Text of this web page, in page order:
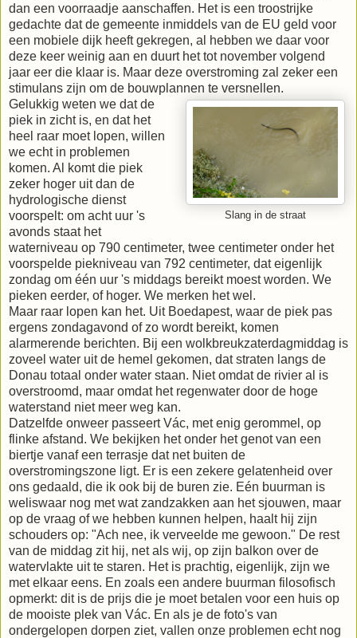
dan een voorraadje aanschaffen. Het is een troostrijke
gedachte dat de gemeente inmiddels van de EU geld voor
een mobiele dijk heeft gekregen, al hebben we daar voor
deze keer weinig aan en duurt het tot november volgend
jaar eer die klaar is. Maar deze overstroming zal zeker een
stimulans zijn om de bouwplannen te versnellen.
Slang in de straat
Gelukkig weten we dat de
piek in zicht is, en dat het
heel raar moet lopen, willen
we echt in problemen
komen. Al komt die piek
zeker hoger uit dan de
hydrologische dienst
voorspelt: om acht uur 's
avonds staat het
waterniveau op 790 centimeter, twee centimeter onder het
voorspelde piekniveau van 792 centimeter, dat eigenlijk
zondag om één uur 's middags bereikt moest worden. We
pieken eerder, of hoger. We merken het wel.
Maar raar lopen kan het. Uit Boedapest, waar de piek pas
ergens zondagavond of zo wordt bereikt, komen
alarmerende berichten. Bij een wolkbreukzaterdagmiddag is
zoveel water uit de hemel gekomen, dat straten langs de
Donau totaal onder water staan. Niet omdat de rivier al is
overstroomd, maar omdat het regenwater door de hoge
waterstand niet meer weg kan.
Datzelfde onweer passeert Vác, met enig gerommel, op
flinke afstand. We bekijken het onder het genot van een
biertje vanaf een terrasje dat net buiten de
overstromingszone ligt. Er is een zekere gelatenheid over
ons gedaald, die ik ook bij de buren zie. Eén buurman is
weliswaar nog met wat zandzakken aan het sjouwen, maar
op de vraag of we hebben kunnen helpen, haalt hij zijn
schouders op: "Ach nee, ik verveelde me gewoon." De rest
van de middag zit hij, net als wij, op zijn balkon over de
watervlakte uit te staren. Het is prachtig, eigenlijk, zijn we
met elkaar eens. En zoals een andere buurman filosofisch
opmerkt: dit is de prijs die je moet betalen voor een huis op
de mooiste plek van Vác. En als je de foto's van
ondergelopen dorpen ziet, vallen onze problemen echt nog